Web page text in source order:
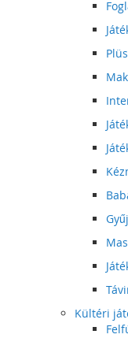
Kültéri